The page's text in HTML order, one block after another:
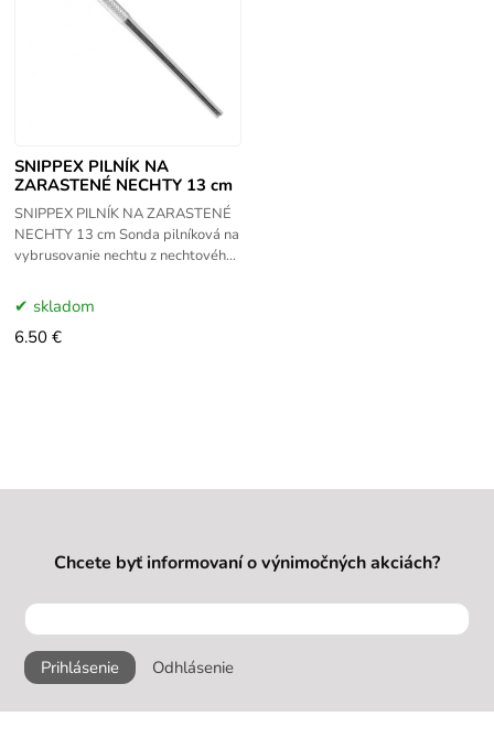
SNIPPEX PILNÍK NA
ZARASTENÉ NECHTY 13 cm
SNIPPEX PILNÍK NA ZARASTENÉ
NECHTY 13 cm Sonda pilníková na
vybrusovanie nechtu z nechtového
tvarovaný aby pohodlne sadol do
dlane,
skladom
6.50 €
Chcete byť informovaní o výnimočných akciách?
Prihlásenie Odhlásenie